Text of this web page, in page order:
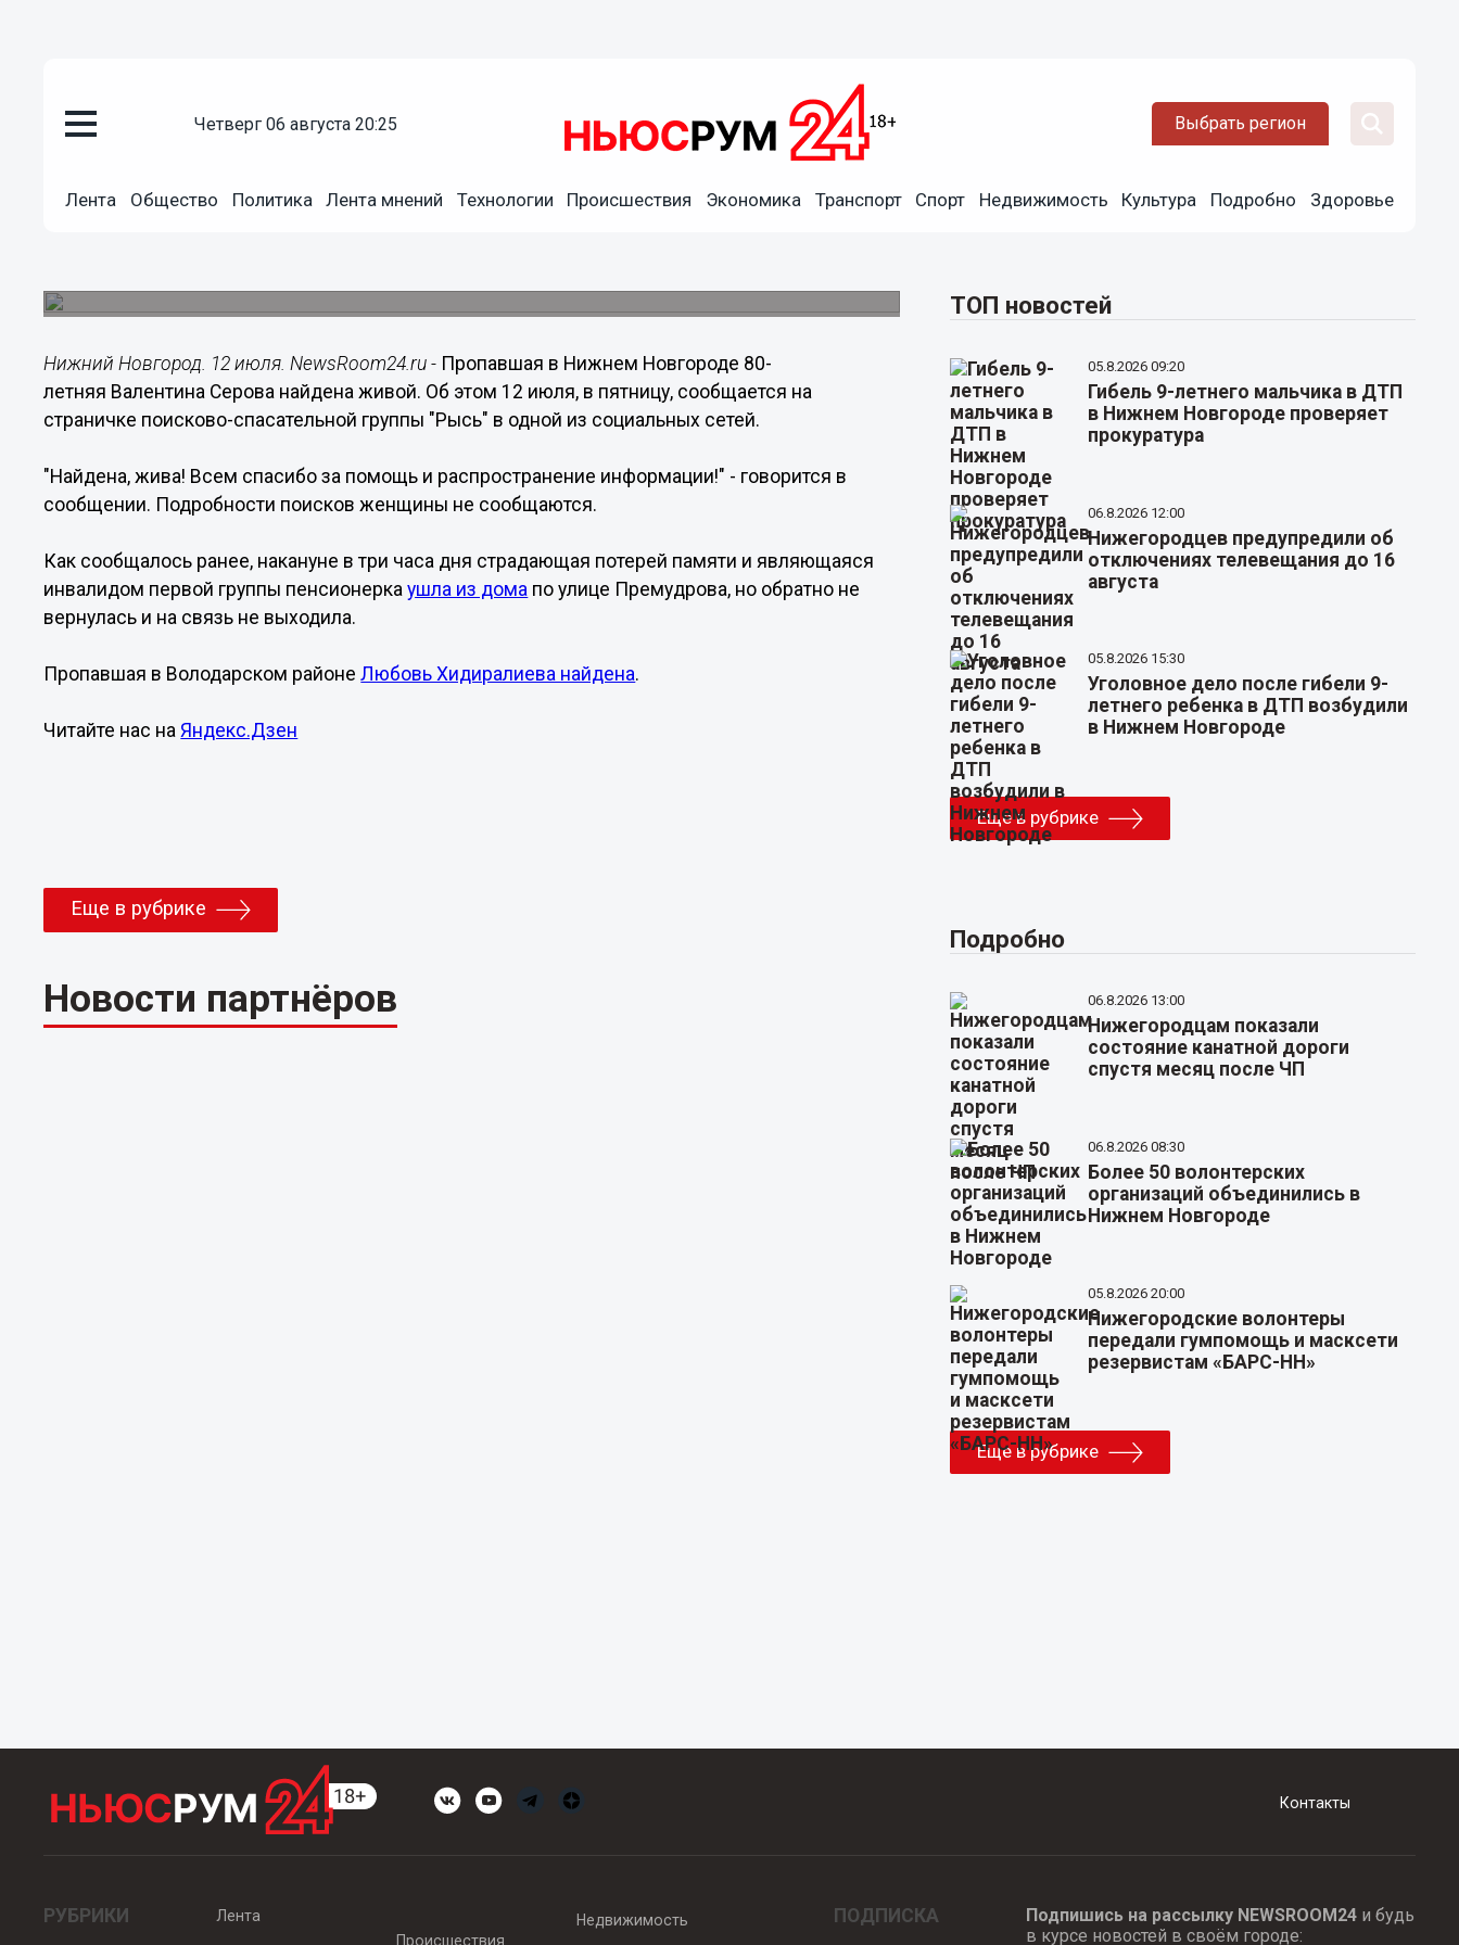
четверг 06 августа 20:25 Выбрать регион
Лента Общество Политика Лента мнений Технологии Происшествия Экономика Транспорт Спорт Недвижимость Культура Подробно Здоровье
12.07.201919:29
Нижний Новгород. 12 июля. NewsRoom24.ru - Пропавшая в Нижнем Новгороде 80-
летняя Валентина Серова найдена живой. Об этом 12 июля, в пятницу, сообщается на
страничке поисково-спасательной группы "Рысь" в одной из социальных сетей.
"Найдена, жива! Всем спасибо за помощь и распространение информации!" - говорится в
сообщении. Подробности поисков женщины не сообщаются.
Как сообщалось ранее, накануне в три часа дня страдающая потерей памяти и являющаяся
инвалидом первой группы пенсионеркаушла из дома по улице Премудрова, но обратно не
вернулась и на связь не выходила.
Пропавшая в Володарском районеЛюбовь Хидиралиева найдена.
Читайте нас наЯндекс.Дзен
Еще в рубрике
Новости партнёров
ТОП новостей
05.8.2026 09:20
Гибель 9-летнего мальчика в ДТП
в Нижнем Новгороде проверяет
прокуратура
06.8.2026 12:00
Нижегородцев предупредили об
отключениях телевещания до 16
августа
05.8.2026 15:30
Уголовное дело после гибели 9-
летнего ребенка в ДТП возбудили
в Нижнем Новгороде
Еще в рубрике
Подробно
06.8.2026 13:00
Нижегородцам показали
состояние канатной дороги
спустя месяц после ЧП
06.8.2026 08:30
Более 50 волонтерских
организаций объединились в
Нижнем Новгороде
05.8.2026 20:00
Нижегородские волонтеры
передали гумпомощь и масксети
резервистам «БАРС-НН»
Еще в рубрике
Контакты
РУБРИКИ
Лента
Происшествия
Недвижимость ПОДПИСКА Подпишись на рассылку NEWSROOM24и будь
в курсе новостей в своём городе: